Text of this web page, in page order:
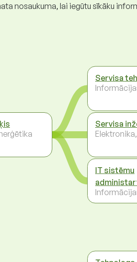
nosaukuma, lai iegūtu sīkāku
Servisa
Servisa
IT sistēmu